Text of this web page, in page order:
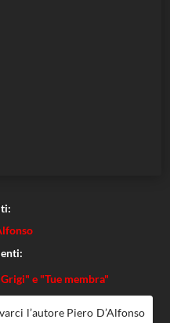
e "Tue membra"
l’autore Piero D’Alfonso